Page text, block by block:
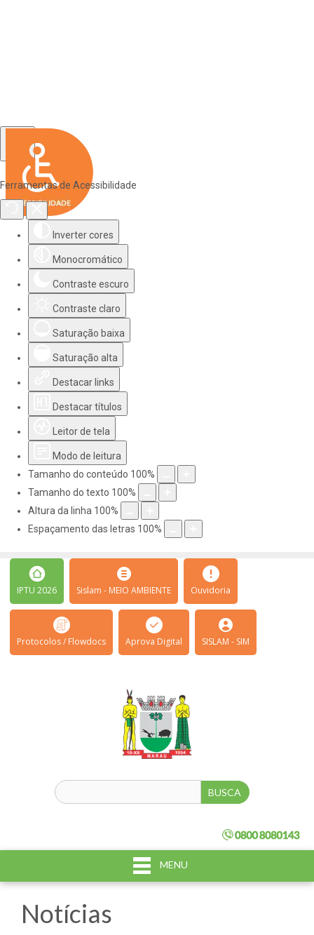
Ferramentas de Acessibilidade
Inverter cores
Monocromático
Contraste escuro
Contraste claro
Saturação baixa
Saturação alta
Destacar links
Destacar títulos
Leitor de tela
Modo de leitura
Tamanho do conteúdo 100%
Tamanho do texto 100%
Altura da linha 100%
Espaçamento das letras 100%
IPTU 2026 Sislam - MEIO AMBIENTE Ouvidoria
Protocolos / Flowdocs Aprova Digital SISLAM - SIM
MENU
Notícias